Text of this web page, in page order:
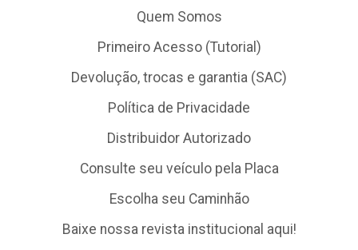
Quem Somos
Primeiro Acesso (Tutorial)
Devolução, trocas e garantia (SAC)
Política de Privacidade
Distribuidor Autorizado
Consulte seu veículo pela Placa
Escolha seu Caminhão
Baixe nossa revista institucional aqui!